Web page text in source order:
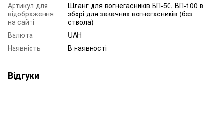
Артикул для
відображення
на сайті
Шланг для вогнегасників ВП-50, ВП-100 в
зборі для закачних вогнегасників (без
ствола)
Валюта
UAH
Наявність
В наявності
Відгуки